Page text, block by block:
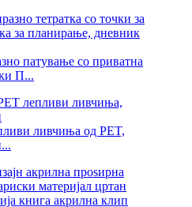
патување со приватна
П...
ливчиња од PET,